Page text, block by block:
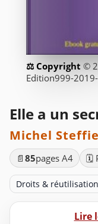
©
Edition999-
Elle a un
Michel Steffie
📄 85pages A4 🗓️
Droits & réutilisation
Lire